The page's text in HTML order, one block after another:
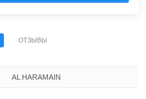
ОТЗЫВЫ
AL HARAMAIN